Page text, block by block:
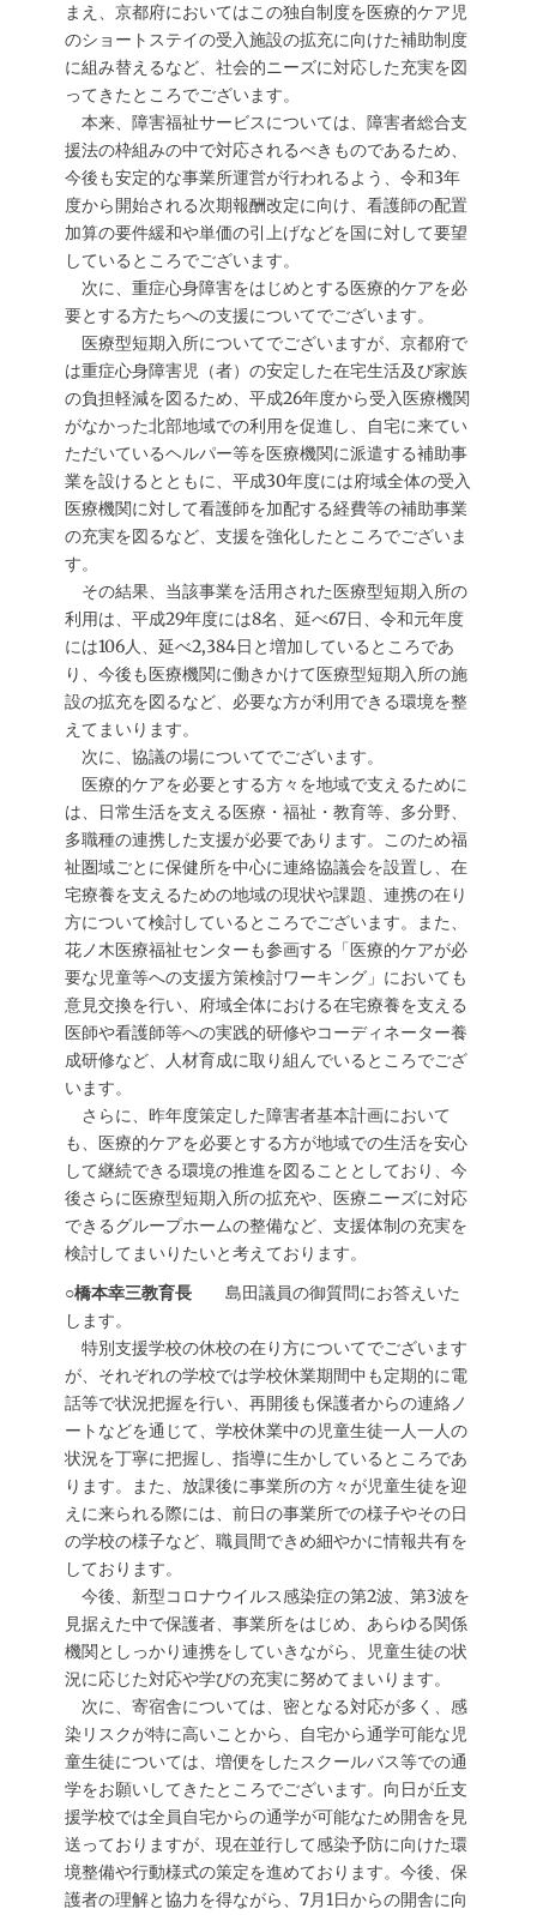
まえ、京都府においてはこの独自制度を医療的ケア児
のショートステイの受入施設の拡充に向けた補助制度
に組み替えるなど、社会的ニーズに対応した充実を図
ってきたところでございます。
本来、障害福祉サービスについては、障害者総合支
援法の枠組みの中で対応されるべきものであるため、
今後も安定的な事業所運営が行われるよう、令和3年
度から開始される次期報酬改定に向け、看護師の配置
加算の要件緩和や単価の引上げなどを国に対して要望
しているところでございます。
次に、重症心身障害をはじめとする医療的ケアを必
要とする方たちへの支援についてでございます。
医療型短期入所についてでございますが、京都府で
は重症心身障害児（者）の安定した在宅生活及び家族
の負担軽減を図るため、平成26年度から受入医療機関
がなかった北部地域での利用を促進し、自宅に来てい
ただいているヘルパー等を医療機関に派遣する補助事
業を設けるとともに、平成30年度には府域全体の受入
医療機関に対して看護師を加配する経費等の補助事業
の充実を図るなど、支援を強化したところでございま
す。
その結果、当該事業を活用された医療型短期入所の
利用は、平成29年度には8名、延べ67日、令和元年度
には106人、延べ2,384日と増加しているところであ
り、今後も医療機関に働きかけて医療型短期入所の施
設の拡充を図るなど、必要な方が利用できる環境を整
えてまいります。
次に、協議の場についてでございます。
医療的ケアを必要とする方々を地域で支えるために
は、日常生活を支える医療・福祉・教育等、多分野、
多職種の連携した支援が必要であります。このため福
祉圏域ごとに保健所を中心に連絡協議会を設置し、在
宅療養を支えるための地域の現状や課題、連携の在り
方について検討しているところでございます。また、
花ノ木医療福祉センターも参画する「医療的ケアが必
要な児童等への支援方策検討ワーキング」においても
意見交換を行い、府域全体における在宅療養を支える
医師や看護師等への実践的研修やコーディネーター養
成研修など、人材育成に取り組んでいるところでござ
います。
さらに、昨年度策定した障害者基本計画において
も、医療的ケアを必要とする方が地域での生活を安心
して継続できる環境の推進を図ることとしており、今
後さらに医療型短期入所の拡充や、医療ニーズに対応
できるグループホームの整備など、支援体制の充実を
検討してまいりたいと考えております。
○橋本幸三教育長 島田議員の御質問にお答えいた
します。
特別支援学校の休校の在り方についてでございます
が、それぞれの学校では学校休業期間中も定期的に電
話等で状況把握を行い、再開後も保護者からの連絡ノ
ートなどを通じて、学校休業中の児童生徒一人一人の
状況を丁寧に把握し、指導に生かしているところであ
ります。また、放課後に事業所の方々が児童生徒を迎
えに来られる際には、前日の事業所での様子やその日
の学校の様子など、職員間できめ細やかに情報共有を
しております。
今後、新型コロナウイルス感染症の第2波、第3波を
見据えた中で保護者、事業所をはじめ、あらゆる関係
機関としっかり連携をしていきながら、児童生徒の状
況に応じた対応や学びの充実に努めてまいります。
次に、寄宿舎については、密となる対応が多く、感
染リスクが特に高いことから、自宅から通学可能な児
童生徒については、増便をしたスクールバス等での通
学をお願いしてきたところでございます。向日が丘支
援学校では全員自宅からの通学が可能なため開舎を見
送っておりますが、現在並行して感染予防に向けた環
境整備や行動様式の策定を進めております。今後、保
護者の理解と協力を得ながら、7月1日からの開舎に向